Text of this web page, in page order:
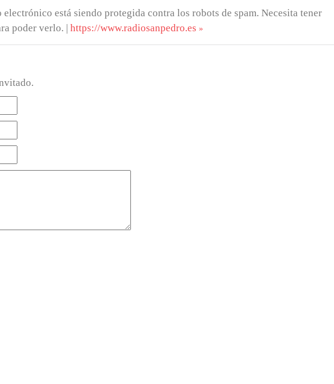
está siendo protegida contra los robots de spam. Necesita tener
poder verlo. | https://www.radiosanpedro.es